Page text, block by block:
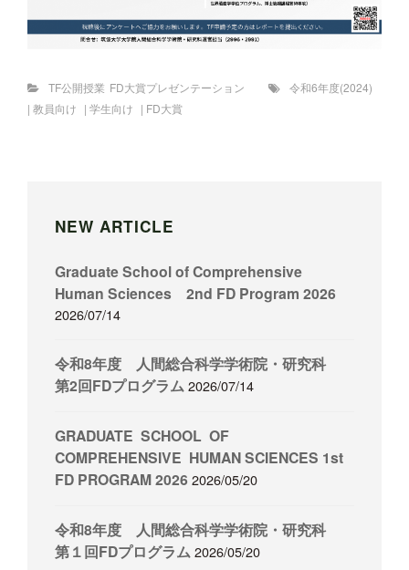
Categories
TF公開授業 FD大賞プレゼンテーション Tags
令和6年度(2024)
| 教員向け | 学生向け | FD大賞
NEW ARTICLE
Graduate School of Comprehensive
Human Sciences 2nd FD Program 2026
2026/07/14
令和8年度 人間総合科学学術院・研究科
第2回FDプログラム 2026/07/14
GRADUATE SCHOOL OF
COMPREHENSIVE HUMAN SCIENCES 1st
FD PROGRAM 2026 2026/05/20
令和8年度 人間総合科学学術院・研究科
第１回FDプログラム 2026/05/20